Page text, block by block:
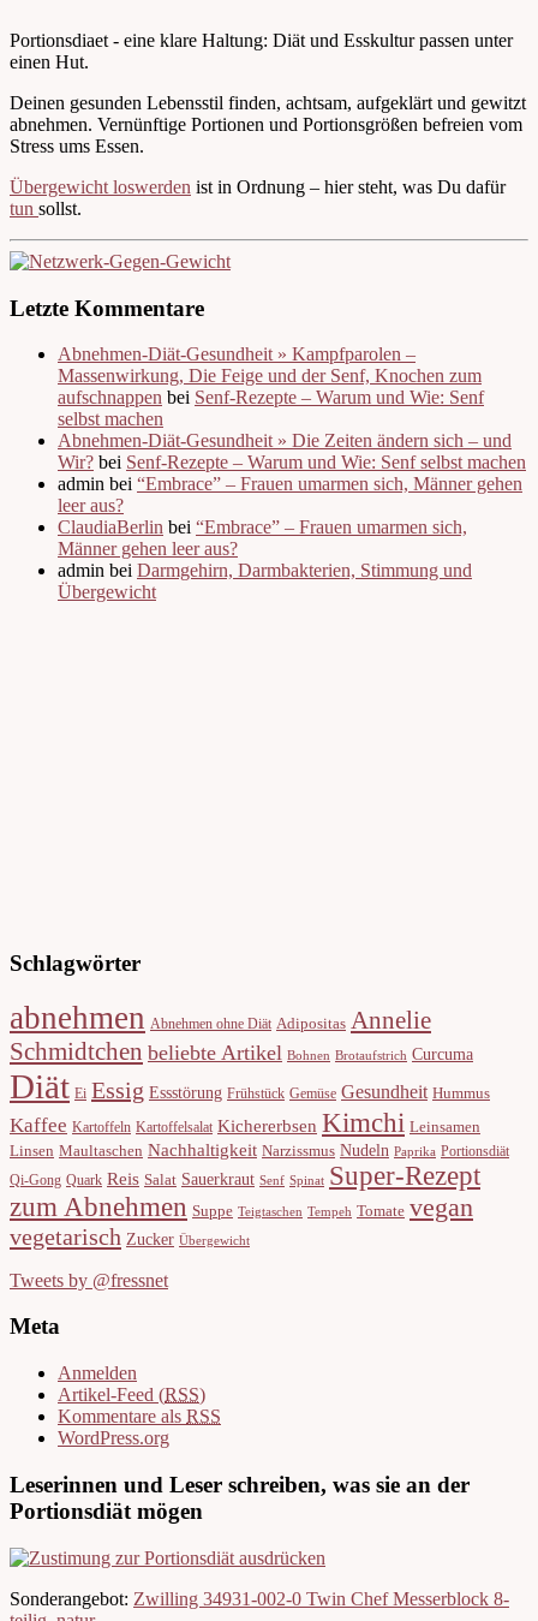
Portionsdiaet - eine klare Haltung: Diät und Esskultur passen unter
einen Hut.
Deinen gesunden Lebensstil finden, achtsam, aufgeklärt und gewitzt
abnehmen. Vernünftige Portionen und Portionsgrößen befreien vom
Stress ums Essen.
Übergewicht loswerden ist in Ordnung – hier steht, was Du dafür
tun sollst.
Letzte Kommentare
Abnehmen-Diät-Gesundheit » Kampfparolen –
Massenwirkung, Die Feige und der Senf, Knochen zum
aufschnappen bei Senf-Rezepte – Warum und Wie: Senf
selbst machen
Abnehmen-Diät-Gesundheit » Die Zeiten ändern sich – und
Wir? bei Senf-Rezepte – Warum und Wie: Senf selbst machen
admin bei “Embrace” – Frauen umarmen sich, Männer gehen
leer aus?
ClaudiaBerlin bei “Embrace” – Frauen umarmen sich,
Männer gehen leer aus?
admin bei Darmgehirn, Darmbakterien, Stimmung und
Übergewicht
Schlagwörter
abnehmen Abnehmen ohne Diät Adipositas Annelie
Schmidtchen beliebte Artikel Bohnen Brotaufstrich Curcuma
Diät Ei Essig Essstörung Frühstück Gemüse Gesundheit Hummus
Kaffee Kartoffeln Kartoffelsalat Kichererbsen Kimchi Leinsamen
Linsen Maultaschen Nachhaltigkeit Narzissmus Nudeln Paprika Portionsdiät
Qi-Gong Quark Reis Salat Sauerkraut Senf Spinat Super-Rezept
zum Abnehmen Suppe Teigtaschen Tempeh Tomate vegan
vegetarisch Zucker Übergewicht
Tweets by @fressnet
Meta
Anmelden
Artikel-Feed (RSS)
Kommentare als RSS
WordPress.org
Leserinnen und Leser schreiben, was sie an der
Portionsdiät mögen
Sonderangebot: Zwilling 34931-002-0 Twin Chef Messerblock 8-